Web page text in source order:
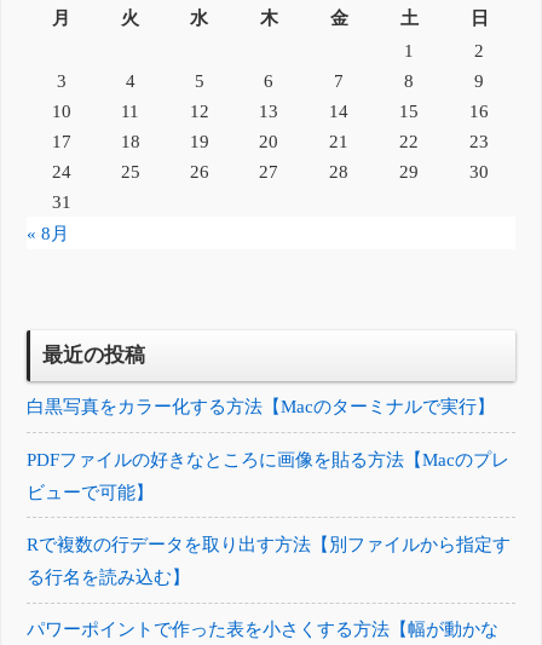
月
火 水 木 金 土
日
1
2
3
4 5 6 7 8
9
10
11 12 13 14 15
16
17
18 19 20 21 22
23
24
25 26 27 28 29
30
31
« 8月
最近の投稿
白黒写真をカラー化する方法【Macのターミナルで実行】
PDFファイルの好きなところに画像を貼る方法【Macのプレ
ビューで可能】
Rで複数の行データを取り出す方法【別ファイルから指定す
る行名を読み込む】
パワーポイントで作った表を小さくする方法【幅が動かな